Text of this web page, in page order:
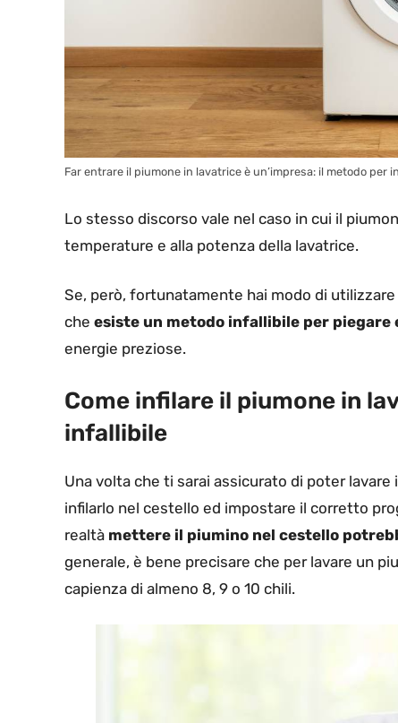
Far entrare il piumone in lavatrice è un’impresa: il metodo per
Lo stesso discorso vale nel caso in cui il
temperature e alla potenza della lavatrice.
Se, però, fortunatamente hai modo di
che esiste un metodo infallibile per piegare
energie preziose.
Come infilare il piumone in
infallibile
Una volta che ti sarai assicurato di poter
infilarlo nel cestello ed impostare il corretto
realtà mettere il piumino nel cestello
generale, è bene precisare che per lavare un
capienza di almeno 8, 9 o 10 chili.